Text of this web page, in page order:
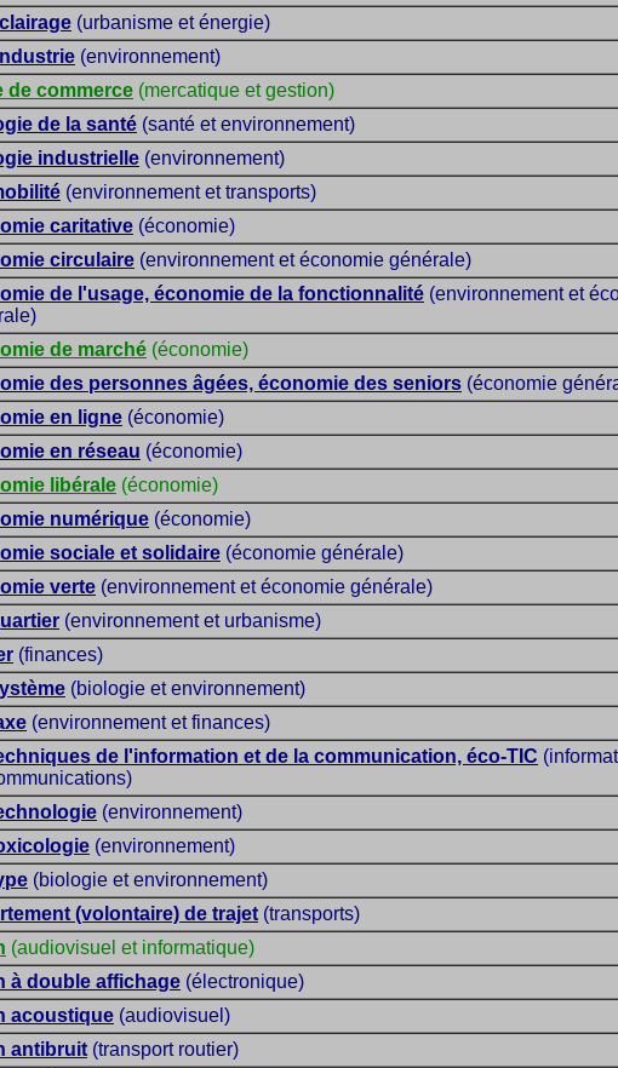
(urbanisme et énergie)
(environnement)
de commerce (mercatique et gestion)
de la santé (santé et environnement)
industrielle (environnement)
(environnement et transports)
caritative (économie)
circulaire (environnement et économie générale)
de l'usage, économie de la fonctionnalité (environnement et
de marché (économie)
des personnes âgées, économie des seniors (économie
en ligne (économie)
en réseau (économie)
libérale (économie)
numérique (économie)
sociale et solidaire (économie générale)
verte (environnement et économie générale)
(environnement et urbanisme)
(finances)
(biologie et environnement)
(environnement et finances)
de l'information et de la communication, éco-TIC
(environnement)
(environnement)
(biologie et environnement)
(volontaire) de trajet (transports)
(audiovisuel et informatique)
à double affichage (électronique)
acoustique (audiovisuel)
antibruit (transport routier)